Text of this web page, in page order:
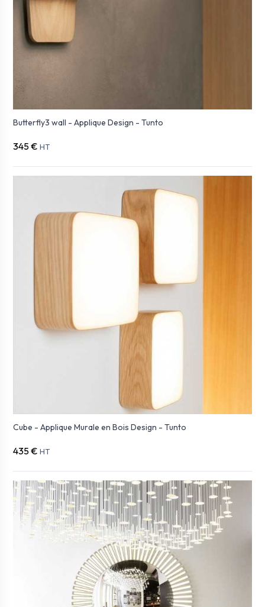
Butterfly3 wall - Applique Design - Tunto
345 € HT
Cube - Applique Murale en Bois Design - Tunto
435 € HT